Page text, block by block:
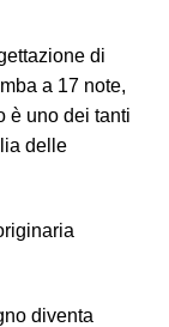
di
a 17 note,
è uno dei tanti
delle
diventa